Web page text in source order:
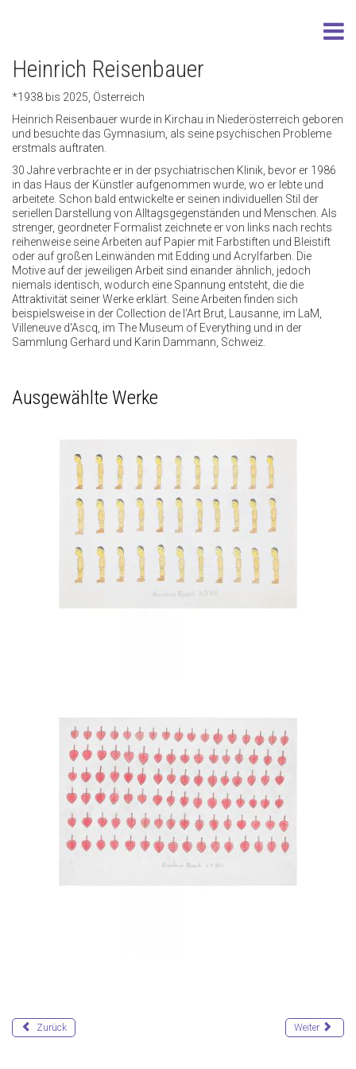
Heinrich Reisenbauer
*1938 bis 2025, Österreich
Heinrich Reisenbauer wurde in Kirchau in Niederösterreich geboren
und besuchte das Gymnasium, als seine psychischen Probleme
erstmals auftraten.
30 Jahre verbrachte er in der psychiatrischen Klinik, bevor er 1986
in das Haus der Künstler aufgenommen wurde, wo er lebte und
arbeitete. Schon bald entwickelte er seinen individuellen Stil der
seriellen Darstellung von Alltagsgegenständen und Menschen. Als
strenger, geordneter Formalist zeichnete er von links nach rechts
reihenweise seine Arbeiten auf Papier mit Farbstiften und Bleistift
oder auf großen Leinwänden mit Edding und Acrylfarben. Die
Motive auf der jeweiligen Arbeit sind einander ähnlich, jedoch
niemals identisch, wodurch eine Spannung entsteht, die die
Attraktivität seiner Werke erklärt. Seine Arbeiten finden sich
beispielsweise in der Collection de l‘Art Brut, Lausanne, im LaM,
Villeneuve d‘Ascq, im The Museum of Everything und in der
Sammlung Gerhard und Karin Dammann, Schweiz.
Ausgewählte Werke
Zurück Weiter